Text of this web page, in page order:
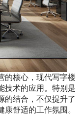
的核心，现代写字楼
技术的应用。特别是
的结合，不仅提升了
舒适的工作氛围。